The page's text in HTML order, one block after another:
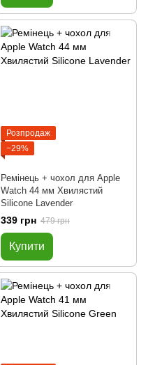
Розпродаж
−29%
Ремінець + чохол для Apple
Watch 44 мм Хвилястий
Silicone Lavender
339 грн 479 грн
Купити